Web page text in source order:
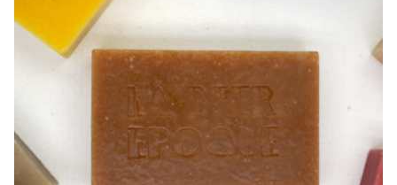
la
page
du
produit